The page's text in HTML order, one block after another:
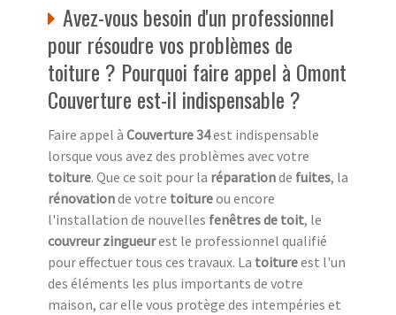
Avez-vous besoin d'un professionnel
pour résoudre vos problèmes de
toiture ? Pourquoi faire appel à Omont
Couverture est-il indispensable ?
Faire appel à Couverture 34est indispensable
lorsque vous avez des problèmes avec votre
toiture. Que ce soit pour la réparationde fuites, la
rénovationde votre toitureou encore
l'installation de nouvelles fenêtres de toit, le
couvreur zingueurest le professionnel qualifié
pour effectuer tous ces travaux. La toitureest l'un
des éléments les plus importants de votre
maison, car elle vous protège des intempéries et